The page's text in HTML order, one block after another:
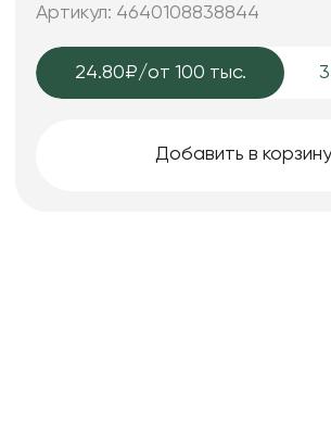
Артикул: 4640108838844
24.80₽/от 100 тыс.
Добавить в корзину